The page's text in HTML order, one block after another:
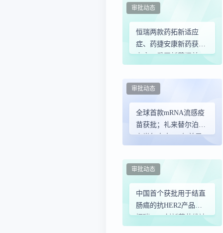
恒瑞两款药拓新适应
症、药捷安康新药获批
上市，武田新药闯关
审批动态
全球首款mRNA流感疫
苗获批；礼来替尔泊肽
上半年大卖277亿美元
审批动态
中国首个获批用于结直
肠癌的抗HER2产品！
恒瑞ADC创新药艾维达
审批动态